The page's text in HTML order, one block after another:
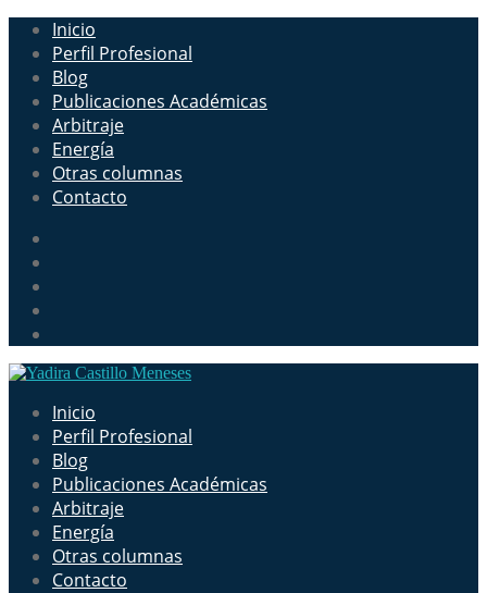
Inicio
Perfil Profesional
Blog
Publicaciones Académicas
Arbitraje
Energía
Otras columnas
Contacto
Inicio
Perfil Profesional
Blog
Publicaciones Académicas
Arbitraje
Energía
Otras columnas
Contacto